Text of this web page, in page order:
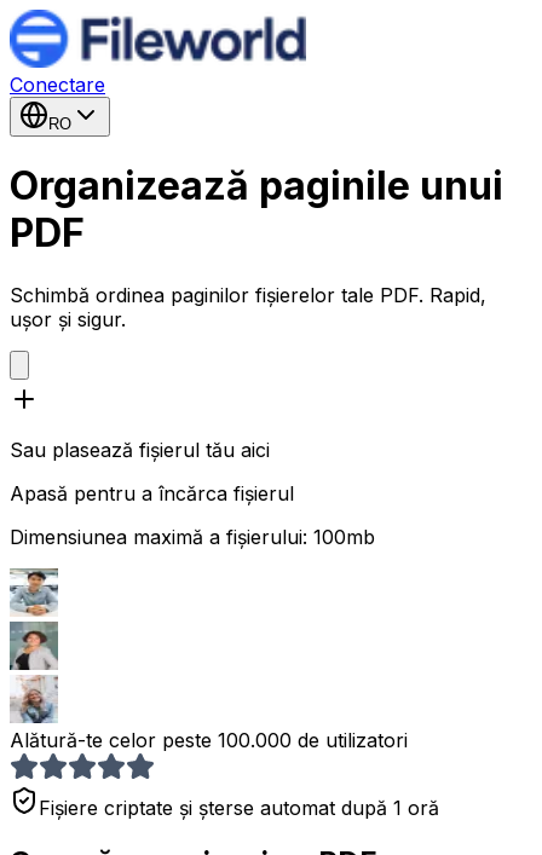
Conectare
RO
Organizează paginile unui
PDF
Schimbă ordinea paginilor fișierelor tale PDF. Rapid,
ușor și sigur.
Sau plasează fișierul tău aici
Apasă pentru a încărca fișierul
Dimensiunea maximă a fișierului: 100mb
Alătură-te celor peste 100.000 de utilizatori
Fișiere criptate și șterse automat după 1 oră